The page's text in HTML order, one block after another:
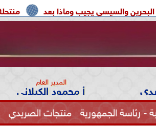
منتحلة صفة صحفية وماذا بعد
المدير العام
أ محمود الكيلاني
- رئاسة الجمهورية منتجات الصريدي